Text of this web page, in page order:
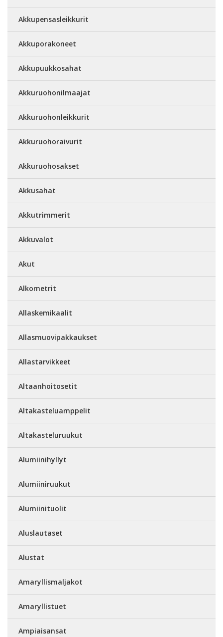
Akkupensasleikkurit
Akkuporakoneet
Akkupuukkosahat
Akkuruohonilmaajat
Akkuruohonleikkurit
Akkuruohoraivurit
Akkuruohosakset
Akkusahat
Akkutrimmerit
Akkuvalot
Akut
Alkometrit
Allaskemikaalit
Allasmuovipakkaukset
Allastarvikkeet
Altaanhoitosetit
Altakasteluamppelit
Altakasteluruukut
Alumiinihyllyt
Alumiiniruukut
Alumiinituolit
Aluslautaset
Alustat
Amaryllismaljakot
Amaryllistuet
Ampiaisansat